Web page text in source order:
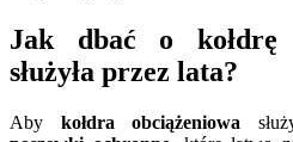
Jak dbać o kołdrę
służyła przez lata?
Aby kołdra obciążeniowa